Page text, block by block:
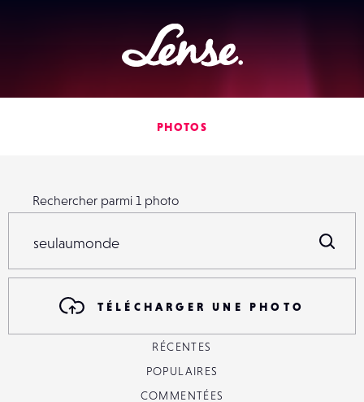
Lense
PHOTOS
Rechercher parmi 1 photo
TÉLÉCHARGER UNE PHOTO
RÉCENTES
POPULAIRES
COMMENTÉES